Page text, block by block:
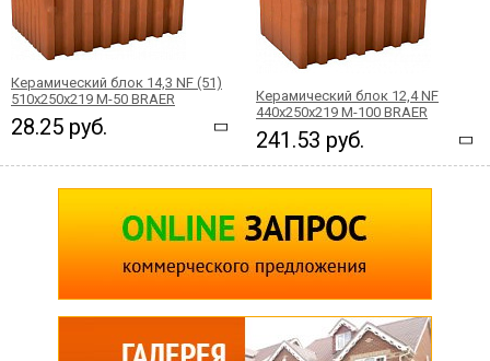
Керамический блок 14,3 NF (51)
510x250x219 М-50 BRAER
28.25 руб.
Керамический блок 12,4 NF
440x250x219 М-100 BRAER
241.53 руб.